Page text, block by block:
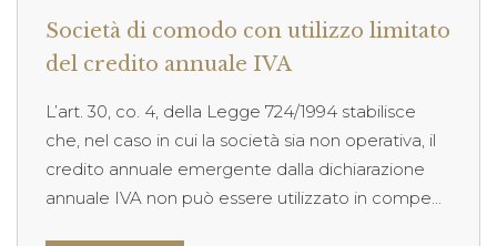
Società di comodo con utilizzo limitato
del credito annuale IVA
L’art. 30, co. 4, della Legge 724/1994 stabilisce
che, nel caso in cui la società sia non operativa, il
credito annuale emergente dalla dichiarazione
annuale IVA non può essere utilizzato in compe...